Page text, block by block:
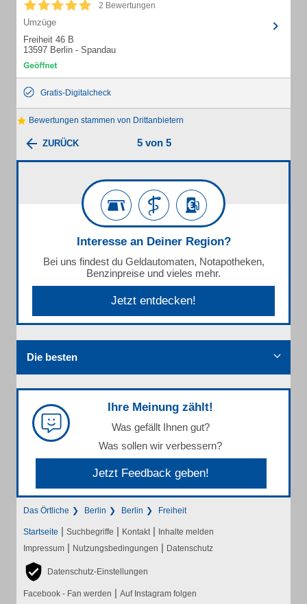
2 Bewertungen
Umzüge
Freiheit 46 B
13597 Berlin - Spandau
Gratis-Digitalcheck
Bewertungen stammen von Drittanbietern
ZURÜCK 5 von 5
Interesse an Deiner Region?
Bei uns findest du Geldautomaten, Notapotheken,
Benzinpreise und vieles mehr.
Jetzt entdecken!
Die besten
Ihre Meinung zählt!
Was gefällt Ihnen gut?
Was sollen wir verbessern?
Jetzt Feedback geben!
Das Örtliche Berlin Berlin Freiheit
Startseite | Suchbegriffe | Kontakt | Inhalte melden
Impressum | Nutzungsbedingungen | Datenschutz
Datenschutz-Einstellungen
Facebook - Fan werden | Auf Instagram folgen